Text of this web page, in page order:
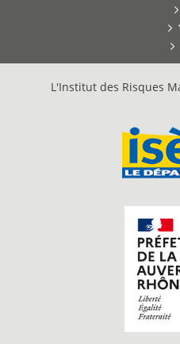
L'Institut des Risques